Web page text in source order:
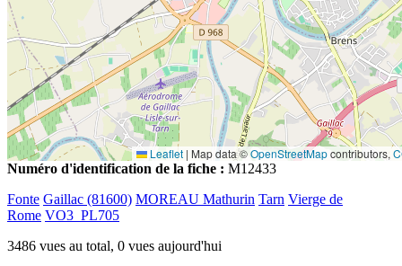
Leaflet | Map data ©OpenStreetMapcontributors,
Numéro d'identification de la fiche : M12433
Fonte Gaillac (81600) MOREAU Mathurin Tarn Vierge de
Rome VO3_PL705
3486 vues au total, 0 vues aujourd'hui